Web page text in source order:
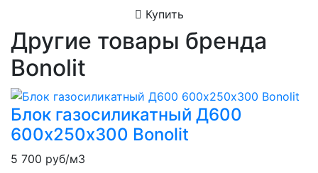
Купить
Другие товары бренда
Bonolit
Блок газосиликатный Д600
600х250х300 Bonolit
5 700 руб/м3